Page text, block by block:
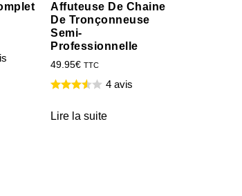
Affuteuse De Chaine
De Tronçonneuse
Semi-
Professionnelle
49.95€ TTC
4 avis
Lire la suite